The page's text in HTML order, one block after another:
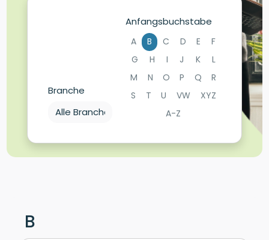
Branche
Anfangsbuchstabe
A B C D E
F
G
H I J K
L
M
N O P Q
R
S
T U VW
XYZ
A-Z
B